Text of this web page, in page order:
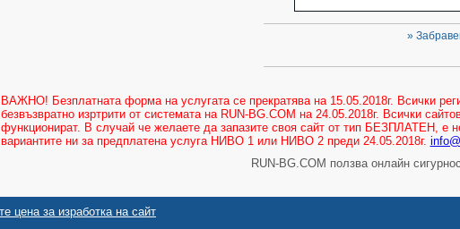
»
ВАЖНО! Безплатната форма на услугата се прекратява на 15.05.2018г. Всички
безвъзвратно изртрити от системата на RUN-BG.COM на 24.05.2018г. Всички
функционират. В случай че желаете да запазите своя сайт от тип БЕЗПЛАТЕН, е
вариантите ни за предплатена услуга НИВО 1 или НИВО 2 преди 24.05.2018г.